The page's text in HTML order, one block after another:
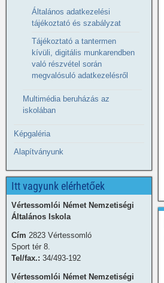
Általános adatkezelési
tájékoztató és szabályzat
Tájékoztató a tantermen
kívüli, digitális munkarendben
való részvétel során
megvalósuló adatkezelésről
Multimédia beruházás az
iskolában
Képgaléria
Alapítványunk
Itt vagyunk elérhetőek
Vértessomlói Német Nemzetiségi
Általános Iskola
Cím 2823 Vértessomló
Sport tér 8.
Tel/fax.: 34/493-192
Vértessomlói Német Nemzetiségi